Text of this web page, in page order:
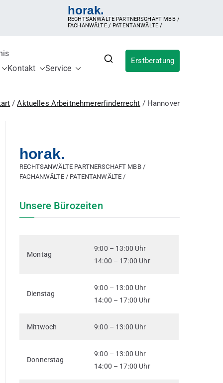
horak.
RECHTSANWÄLTE PARTNERSCHAFT MBB /
FACHANWÄLTE / PATENTANWÄLTE /
IP
Inanspruchnahme der Erfindung,
Kontakt Service
Erstberatung
Aktuelles Arbeitnehmererfinderrecht Hannover
horak.
RECHTSANWÄLTE PARTNERSCHAFT MBB /
FACHANWÄLTE / PATENTANWÄLTE /
Unsere Bürozeiten
Montag
9:00 – 13:00 Uhr
14:00 – 17:00 Uhr
Dienstag
9:00 – 13:00 Uhr
14:00 – 17:00 Uhr
Mittwoch 9:00 – 13:00 Uhr
Donnerstag
9:00 – 13:00 Uhr
14:00 – 17:00 Uhr